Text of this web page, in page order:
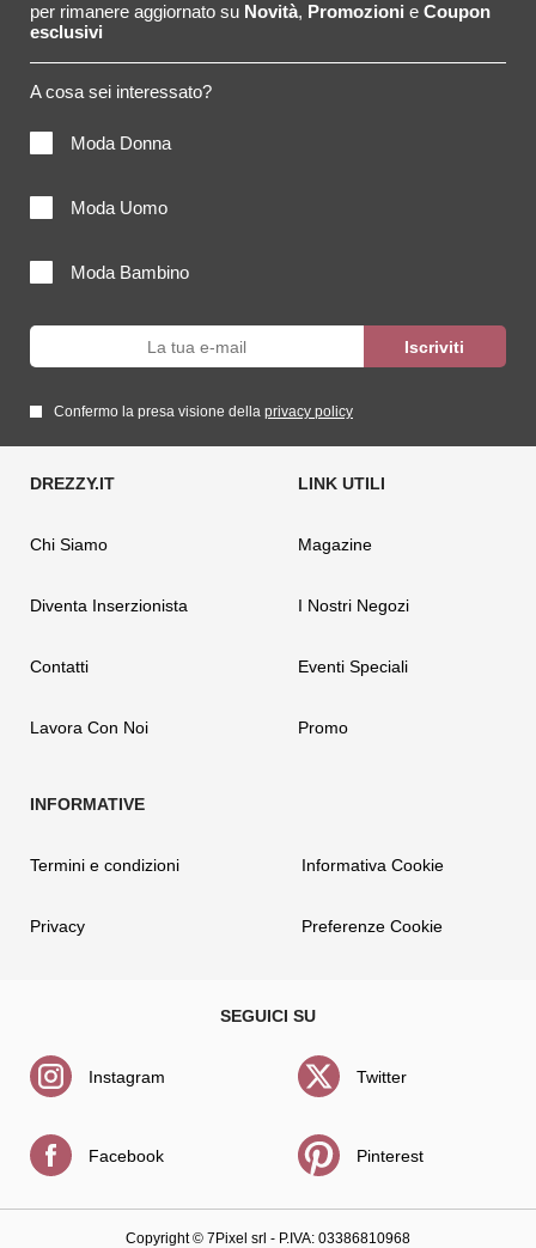
per rimanere aggiornato su Novità, Promozioni e Coupon
esclusivi
A cosa sei interessato?
Moda Donna
Moda Uomo
Moda Bambino
Confermo la presa visione della privacy policy
Chi Siamo
Diventa Inserzionista
Contatti
Lavora Con Noi
Magazine
I Nostri Negozi
Eventi Speciali
Promo
Termini e condizioni
Privacy
Informativa Cookie
Preferenze Cookie
Instagram
Facebook
Twitter
Pinterest
Copyright © 7Pixel srl - P.IVA: 03386810968